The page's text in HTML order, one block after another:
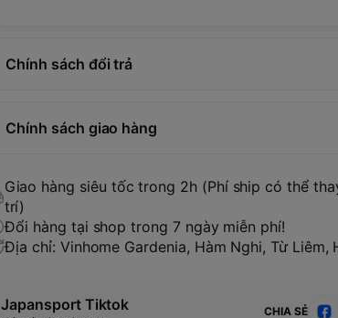
Chính sách đổi trả
Chính sách giao hàng
Giao hàng siêu tốc trong 2h (Phí ship có thể
trí)
Đổi hàng tại shop trong 7 ngày miễn phí!
Địa chỉ: Vinhome Gardenia, Hàm Nghi, Từ Liêm,
Japansport Tiktok CHIA SẺ